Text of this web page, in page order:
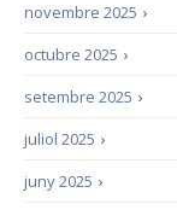
›
novembre 2025
›
octubre 2025
›
setembre 2025
›
juliol 2025
›
juny 2025